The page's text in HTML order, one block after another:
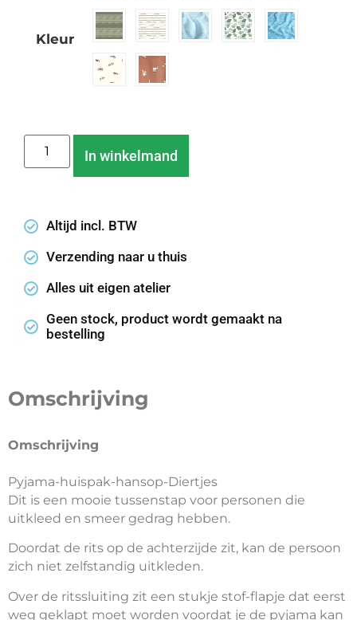
Kleur
In winkelmand
Altijd incl. BTW
Verzending naar u thuis
Alles uit eigen atelier
Geen stock, product wordt gemaakt na
bestelling
Omschrijving
Omschrijving
Pyjama-huispak-hansop-Diertjes
Dit is een mooie tussenstap voor personen die
uitkleed en smeer gedrag hebben.
Doordat de rits op de achterzijde zit, kan de persoon
zich niet zelfstandig uitkleden.
Over de ritssluiting zit een stukje stof-flapje dat eerst
weg geklapt moet worden voordat je de pyjama kan